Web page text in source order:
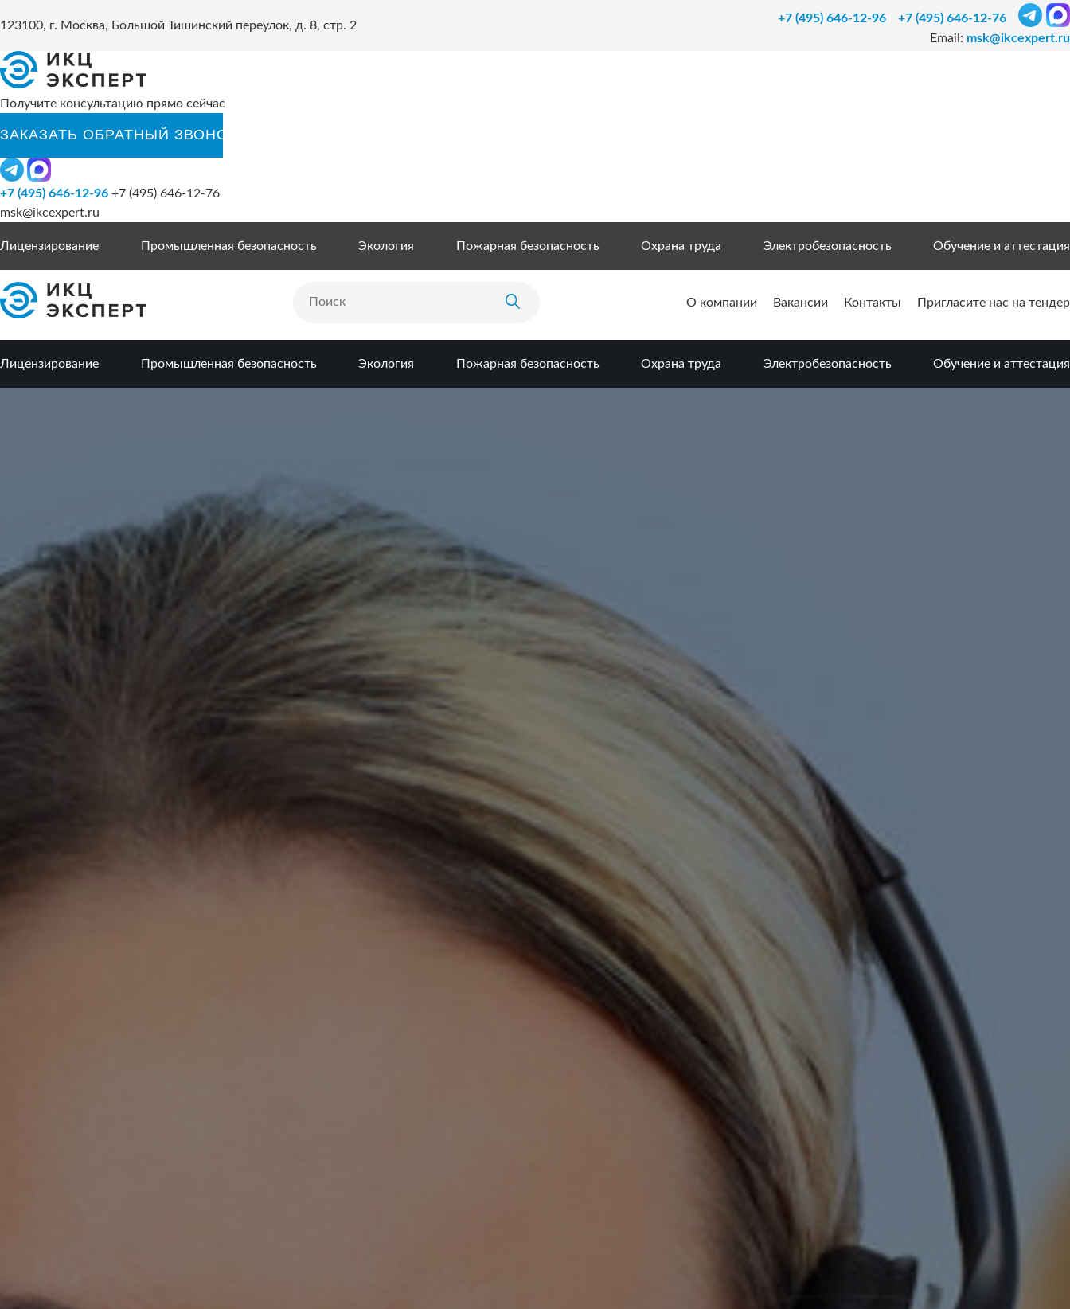
123100, г. Москва, Большой Тишинский переулок, д. 8, стр. 2
+7 (495) 646-12-96
+7 (495) 646-12-76
Email: msk@ikcexpert.ru
Получите консультацию прямо сейчас
+7 (495) 646-12-96 +7 (495) 646-12-76
msk@ikcexpert.ru
Лицензирование Промышленная безопасность Экология Пожарная безопасность Охрана труда Электробезопасность Обучение и аттестация
О компании Вакансии Контакты Пригласите нас на тендер
Лицензирование Промышленная безопасность Экология Пожарная безопасность Охрана труда Электробезопасность Обучение и аттестация